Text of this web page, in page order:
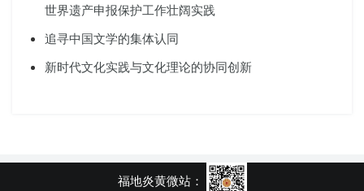
世界遗产申报保护工作壮阔实践
追寻中国文学的集体认同
新时代文化实践与文化理论的协同创新
福地炎黄微站：